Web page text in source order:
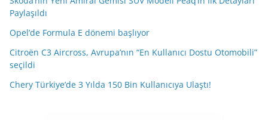
Paylaşıldı
Opel’de Formula E dönemi başlıyor
Citroën C3 Aircross, Avrupa’nın “En Kullanıcı Dostu Otomobili”
seçildi
Chery Türkiye’de 3 Yılda 150 Bin Kullanıcıya Ulaştı!